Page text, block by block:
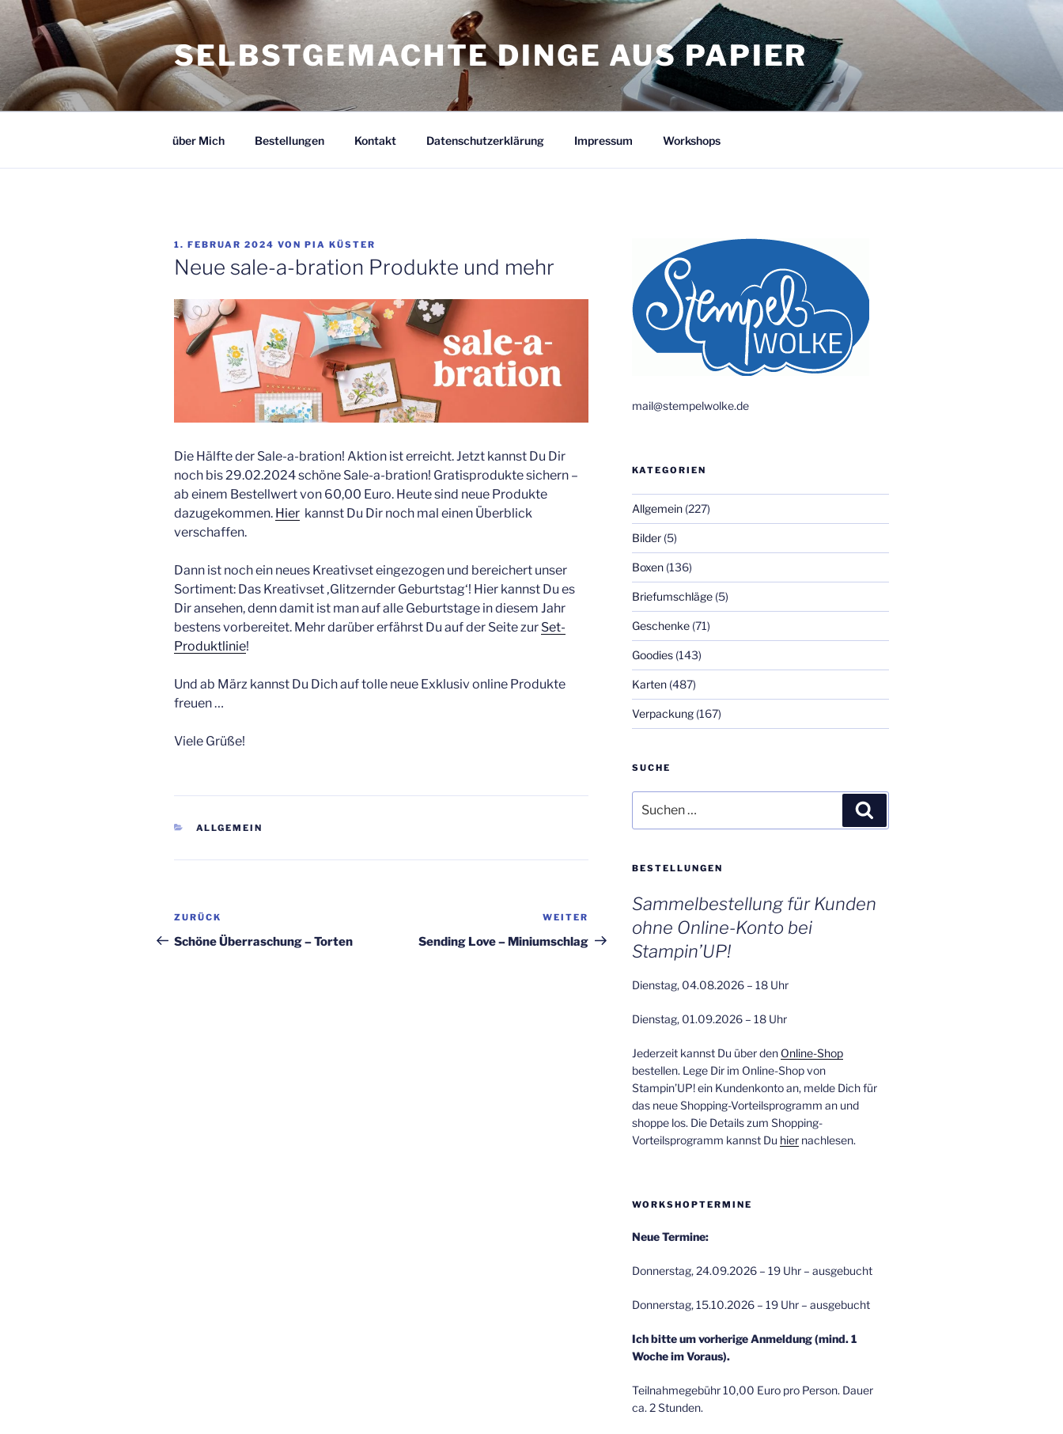
Zum
Inhalt
springen
SELBSTGEMACHTE DINGE AUS PAPIER
über Mich Bestellungen Kontakt Datenschutzerklärung Impressum Workshops
VERÖFFENTLICHT
AM
1. FEBRUAR 2024 VON PIA KÜSTER
Neue sale-a-bration Produkte und mehr
Die Hälfte der Sale-a-bration! Aktion ist erreicht. Jetzt kannst Du Dir
noch bis 29.02.2024 schöne Sale-a-bration! Gratisprodukte sichern –
ab einem Bestellwert von 60,00 Euro. Heute sind neue Produkte
dazugekommen. Hier kannst Du Dir noch mal einen Überblick
verschaffen.
Dann ist noch ein neues Kreativset eingezogen und bereichert unser
Sortiment: Das Kreativset ‚Glitzernder Geburtstag‘! Hier kannst Du es
Dir ansehen, denn damit ist man auf alle Geburtstage in diesem Jahr
bestens vorbereitet. Mehr darüber erfährst Du auf der Seite zur Set-
Produktlinie!
Und ab März kannst Du Dich auf tolle neue Exklusiv online Produkte
freuen …
Viele Grüße!
KATEGORIEN
ALLGEMEIN
Beitragsnavigation
Vorheriger
Beitrag
ZURÜCK
Schöne Überraschung – Torten
Nächster
Beitrag
WEITER
Sending Love – Miniumschlag
mail@stempelwolke.de
KATEGORIEN
Allgemein(227)
Bilder(5)
Boxen(136)
Briefumschläge(5)
Geschenke(71)
Goodies(143)
Karten(487)
Verpackung(167)
SUCHE
nach:
BESTELLUNGEN
Sammelbestellung für Kunden
ohne Online-Konto bei
Stampin’UP!
Dienstag, 04.08.2026 – 18 Uhr
Dienstag, 01.09.2026 – 18 Uhr
Jederzeit kannst Du über den Online-Shop
bestellen. Lege Dir im Online-Shop von
Stampin’UP! ein Kundenkonto an, melde Dich für
das neue Shopping-Vorteilsprogramm an und
shoppe los. Die Details zum Shopping-
Vorteilsprogramm kannst Du hiernachlesen.
WORKSHOPTERMINE
Neue Termine:
Donnerstag, 24.09.2026 – 19 Uhr – ausgebucht
Donnerstag, 15.10.2026 – 19 Uhr – ausgebucht
Ich bitte um vorherige Anmeldung (mind. 1
Woche im Voraus).
Teilnahmegebühr 10,00 Euro pro Person. Dauer
ca. 2 Stunden.